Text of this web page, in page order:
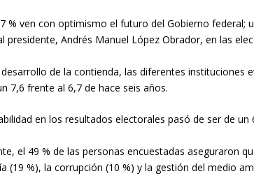
% ven con optimismo el futuro del Gobierno federal;
presidente, Andrés Manuel López Obrador, en las
de la contienda, las diferentes instituciones
7,6 frente al 6,7 de hace seis años.
en los resultados electorales pasó de ser de
el 49 % de las personas encuestadas aseguraron
(19 %), la corrupción (10 %) y la gestión del medio